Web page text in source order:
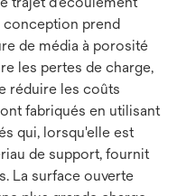
conception prend
de média à porosité
les pertes de charge,
réduire les coûts
fabriqués en utilisant
qui, lorsqu'elle est
de support, fournit
La surface ouverte